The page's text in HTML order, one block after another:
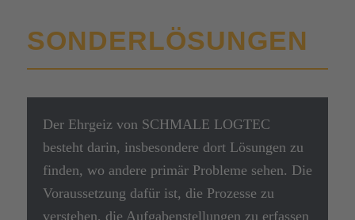
SONDERLÖSUNGEN
Der Ehrgeiz von SCHMALE LOGTEC
besteht darin, insbesondere dort Lösungen zu
finden, wo andere primär Probleme sehen. Die
Voraussetzung dafür ist, die Prozesse zu
verstehen, die Aufgabenstellungen zu erfassen